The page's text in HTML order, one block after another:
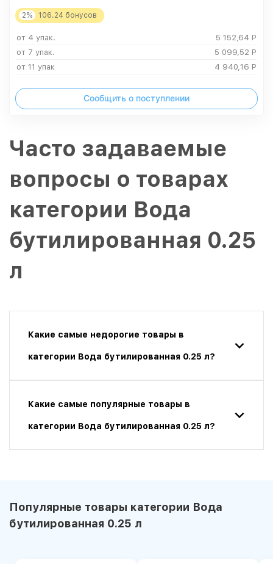
2% 106.24 бонусов
от 4 упак. 5 152,64 Р
от 7 упак.
5 099,52 Р
от 11 упак
4 940,16 Р
Сообщить о поступлении
Часто задаваемые
вопросы о товарах
категории Вода
бутилированная 0.25
л
Какие самые недорогие товары в
категории Вода бутилированная 0.25 л?
Какие самые популярные товары в
категории Вода бутилированная 0.25 л?
Популярные товары категории Вода
бутилированная 0.25 л